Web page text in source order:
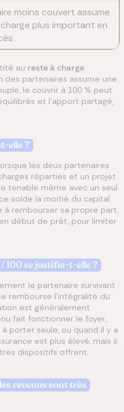
moins couvert assume
plus important en
au reste à charge
des partenaires assume une
le couvrir à 100 % peut
et l'apport partagé,
elle ?
les deux partenaires
réparties et un projet
tenable même avec un seul
solde la moitié du capital
à rembourser sa propre part.
début de prêt, pour limiter
100 se justifie-t-elle ?
le partenaire survivant :
rembourse l'intégralité du
est généralement
fait fonctionner le foyer,
porter seule, ou quand il y a
est plus élevé, mais il
dispositifs offrent.
revenus sont très